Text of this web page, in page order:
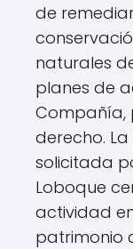
de
naturales
planes de
Compañía,
derecho.
solicitada
Loboque
actividad
patrimonio